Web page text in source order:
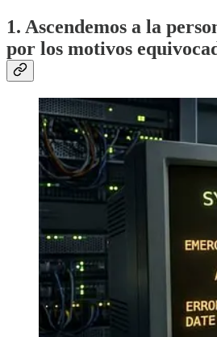
1. Ascendemos a la
por los motivos